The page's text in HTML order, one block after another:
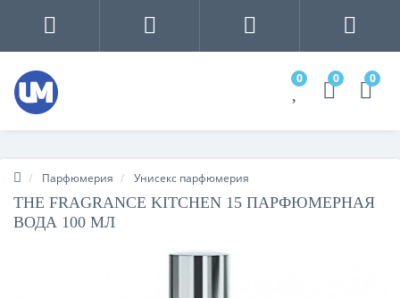
0 0 0
Парфюмерия Унисекс парфюмерия
THE FRAGRANCE KITCHEN 15 ПАРФЮМЕРНАЯ
ВОДА 100 МЛ